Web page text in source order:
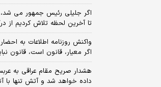
اگر جلیلی رئیس جمهور می
تا آخرین لحظه تلاش کردیم از
واکنش روزنامه اطلاعات به
اگر معیار، قانون است، قانون
هشدار صریح مقام عراقی به
داده خواهد شد و آتش تنها با